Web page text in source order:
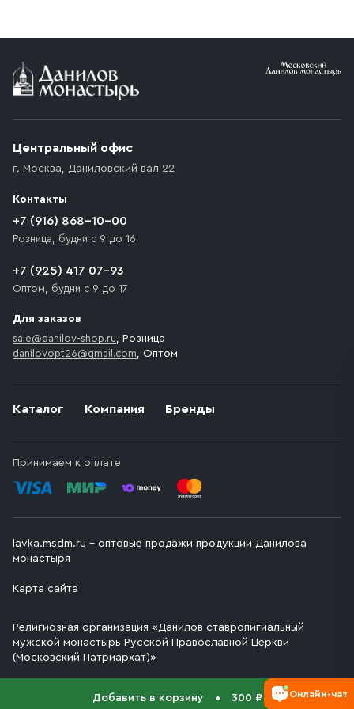
Добавить в корзину 300 ₽
Условия доставки
возникают препятствия для подъезда автомобиля,
которое максимально близко к месту запланированной
движения. Если на территории места назначения
доставки предусмотрен платный въезд, то Покупателю
необходимо компенсировать стоимость въезда
Каталог Компания Бренды
Принимаем к оплате
Центральный офис
г. Москва, Даниловский вал 22
Контакты
+7 (916) 868-10-00
Розница, будни с 9 до 16
+7 (925) 417 07-93
Оптом, будни с 9 до 17
Для заказов
sale@danilov-shop.ru, Розница
danilovopt26@gmail.com, Оптом
lavka.msdm.ru – оптовые продажи продукции Данилова
монастыря
Карта сайта
Религиозная организация «Данилов ставропигиальный
мужской монастырь Русской Православной Церкви
(Московский Патриархат)»
Онлайн-чат